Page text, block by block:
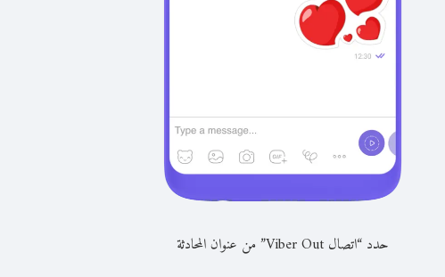
حدد “اتصال Viber Out” من عنوان المحادثة